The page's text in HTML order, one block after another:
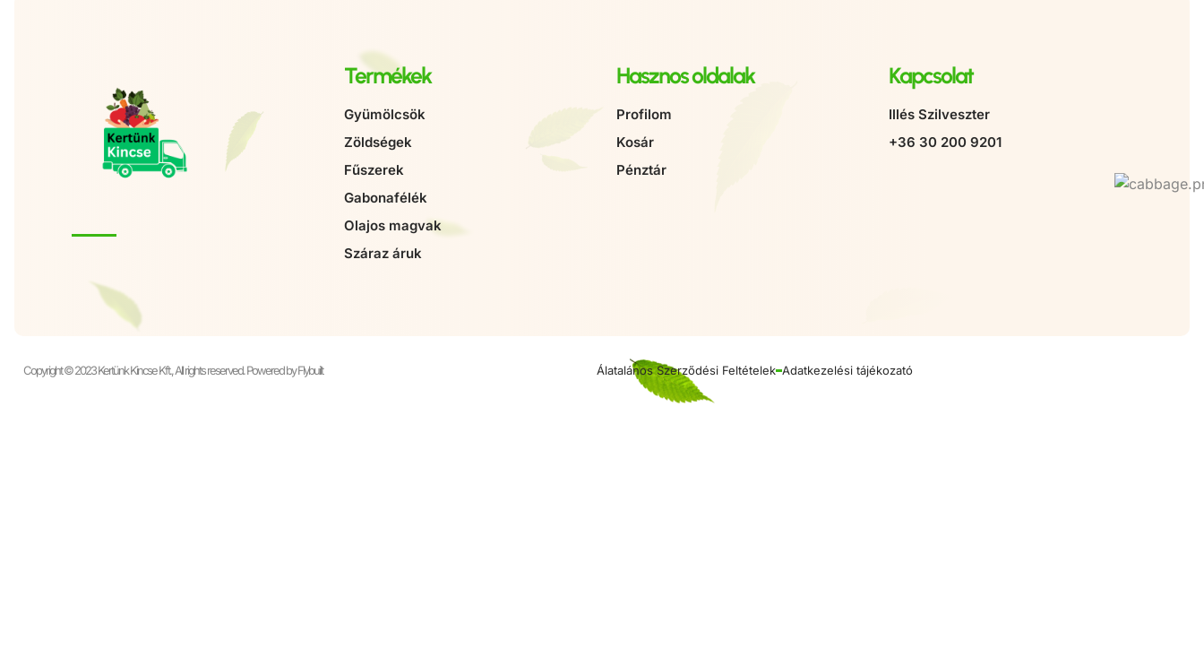
Termékek
Gyümölcsök
Zöldségek
Fűszerek
Gabonafélék
Olajos magvak
Száraz áruk
Hasznos oldalak
Profilom
Kosár
Pénztár
Kapcsolat
Illés Szilveszter
+36 30 200 9201
Copyright © 2023 Kertünk Kincse Kft., All rights reserved. Powered by Flybuilt Álatalános Szerződési Feltételek Adatkezelési tájékozató